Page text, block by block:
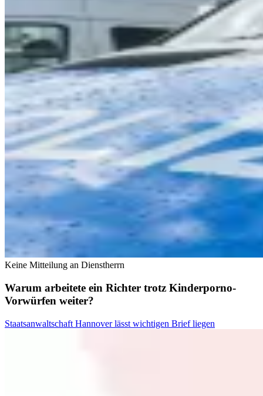
Keine Mitteilung an Dienstherrn
Warum arbeitete ein Richter trotz Kinderporno-
Vorwürfen weiter?
Staatsanwaltschaft Hannover lässt wichtigen Brief liegen